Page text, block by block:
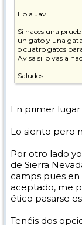
Hola Javi.
Si haces una
un gato y una
o cuatro gatos
Avisa si lo vas a
Saludos.
En primer lugar
Lo siento pero
Por otro lado
de Sierra
camps pues
aceptado, me
ético pasarse
Tenéis dos